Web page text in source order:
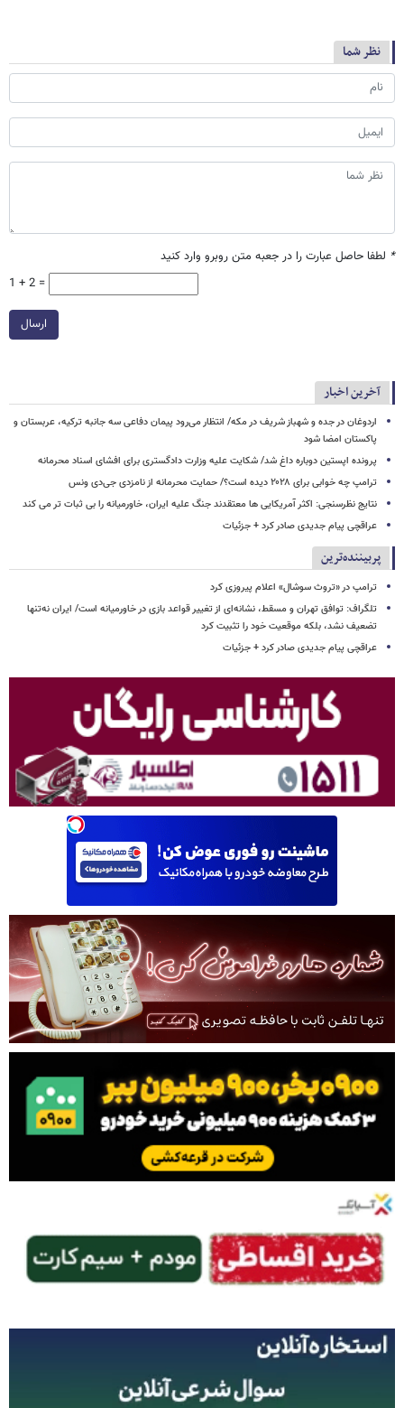
نظر شما
* لطفا حاصل عبارت را در جعبه متن روبرو وارد کنید
1 + 2 =
ارسال
آخرین اخبار
اردوغان در جده و شهباز شریف در مکه/ انتظار می‌رود پیمان دفاعی سه جانبه ترکیه، عربستان و
پاکستان امضا شود
پرونده اپستین دوباره داغ شد/ شکایت علیه وزارت دادگستری برای افشای اسناد محرمانه
ترامپ چه خوابی برای ۲۰۲۸ دیده است؟/ حمایت محرمانه از نامزدی جی‌دی ونس
نتایج نظرسنجی: اکثر آمریکایی ها معتقدند جنگ علیه ایران، خاورمیانه را بی ثبات تر می کند
عراقچی پیام جدیدی صادر کرد + جزئیات
پربیننده‌ترین
ترامپ در «تروث سوشال» اعلام پیروزی کرد
تلگراف: توافق تهران و مسقط، نشانه‌ای از تغییر قواعد بازی در خاورمیانه است/ ایران نه‌تنها
تضعیف نشد، بلکه موقعیت خود را تثبیت کرد
عراقچی پیام جدیدی صادر کرد + جزئیات